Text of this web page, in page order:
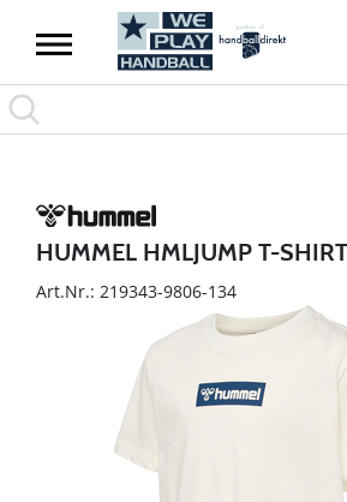
HUMMEL HMLJUMP T-
Art.Nr.: 219343-9806-134